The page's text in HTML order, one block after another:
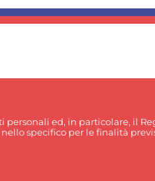
ed, in particolare, il
specifico per le finalità